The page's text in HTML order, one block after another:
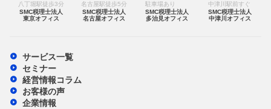
八丁堀駅徒歩3分
SMC税理士法人
東京オフィス
名古屋駅徒歩5分
SMC税理士法人
名古屋オフィス
駐車場あり
SMC税理士法人
多治見オフィス
中津川駅前すぐ
SMC税理士法人
中津川オフィス
サービス一覧
セミナー
経営情報コラム
お客様の声
企業情報